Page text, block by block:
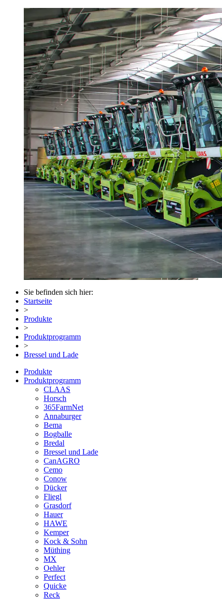
Sie befinden sich hier:
Startseite
>
Produkte
>
Produktprogramm
>
Bressel und Lade
Produkte
Produktprogramm
CLAAS
Horsch
365FarmNet
Annaburger
Bema
Bogballe
Bredal
Bressel und Lade
CanAGRO
Cemo
Conow
Dücker
Fliegl
Grasdorf
Hauer
HAWE
Kemper
Kock & Sohn
Müthing
MX
Oehler
Perfect
Quicke
Reck